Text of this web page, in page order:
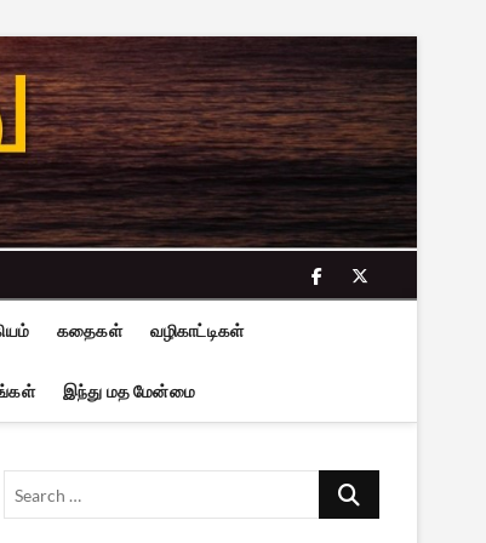
facebook
twitter
கதைகள் வழிகாட்டிகள்
இந்து மத மேன்மை
Search